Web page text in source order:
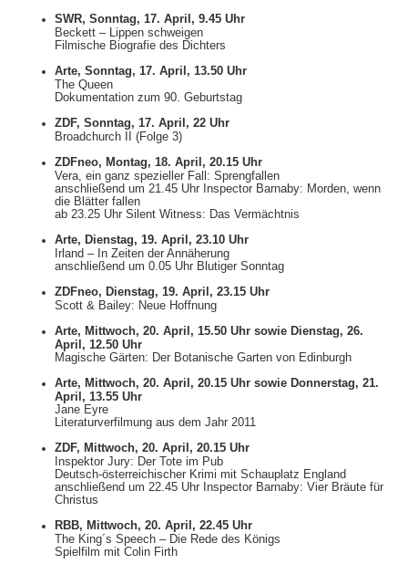
SWR, Sonntag, 17. April, 9.45 Uhr
Beckett – Lippen schweigen
Filmische Biografie des Dichters
Arte, Sonntag, 17. April, 13.50 Uhr
The Queen
Dokumentation zum 90. Geburtstag
ZDF, Sonntag, 17. April, 22 Uhr
Broadchurch II (Folge 3)
ZDFneo, Montag, 18. April, 20.15 Uhr
Vera, ein ganz spezieller Fall: Sprengfallen
anschließend um 21.45 Uhr Inspector Barnaby: Morden, wenn
die Blätter fallen
ab 23.25 Uhr Silent Witness: Das Vermächtnis
Arte, Dienstag, 19. April, 23.10 Uhr
Irland – In Zeiten der Annäherung
anschließend um 0.05 Uhr Blutiger Sonntag
ZDFneo, Dienstag, 19. April, 23.15 Uhr
Scott & Bailey: Neue Hoffnung
Arte, Mittwoch, 20. April, 15.50 Uhr sowie Dienstag, 26.
April, 12.50 Uhr
Magische Gärten: Der Botanische Garten von Edinburgh
Arte, Mittwoch, 20. April, 20.15 Uhr sowie Donnerstag, 21.
April, 13.55 Uhr
Jane Eyre
Literaturverfilmung aus dem Jahr 2011
ZDF, Mittwoch, 20. April, 20.15 Uhr
Inspektor Jury: Der Tote im Pub
Deutsch-österreichischer Krimi mit Schauplatz England
anschließend um 22.45 Uhr Inspector Barnaby: Vier Bräute für
Christus
RBB, Mittwoch, 20. April, 22.45 Uhr
The King´s Speech – Die Rede des Königs
Spielfilm mit Colin Firth